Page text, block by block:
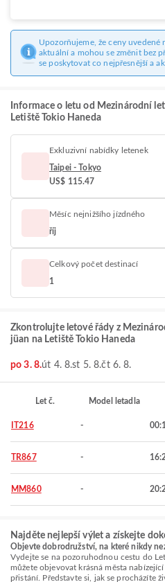
Upozorňujeme, že ceny uvedené
aktuální a mohou se změnit bez
se poskytovat co nejpřesnější a
Informace o letu od Mezinárodní
Letiště Tokio Haneda
Exkluzivní nabídky letenek
Taipei - Tokyo
US$ 115.47
Měsíc nejnižšího jízdného
říj
Celkový počet destinací
1
Zkontrolujte letové řády z
jüan na Letiště Tokio Haneda
po 3. 8.út 4. 8.st 5. 8.čt 6. 8.
Let č. Model letadla
IT216 -
TR867 -
MM860 -
Najděte nejlepší výlet a získejte
Objevte dobrodružství, na které nikdy
Vydejte se na pozoruhodnou cestu do
můžete objevovat krásná města
přistání. Představte si, jak se procházíte